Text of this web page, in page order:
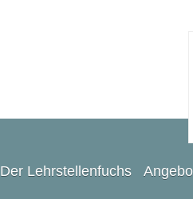
Der Lehrstellenfuchs